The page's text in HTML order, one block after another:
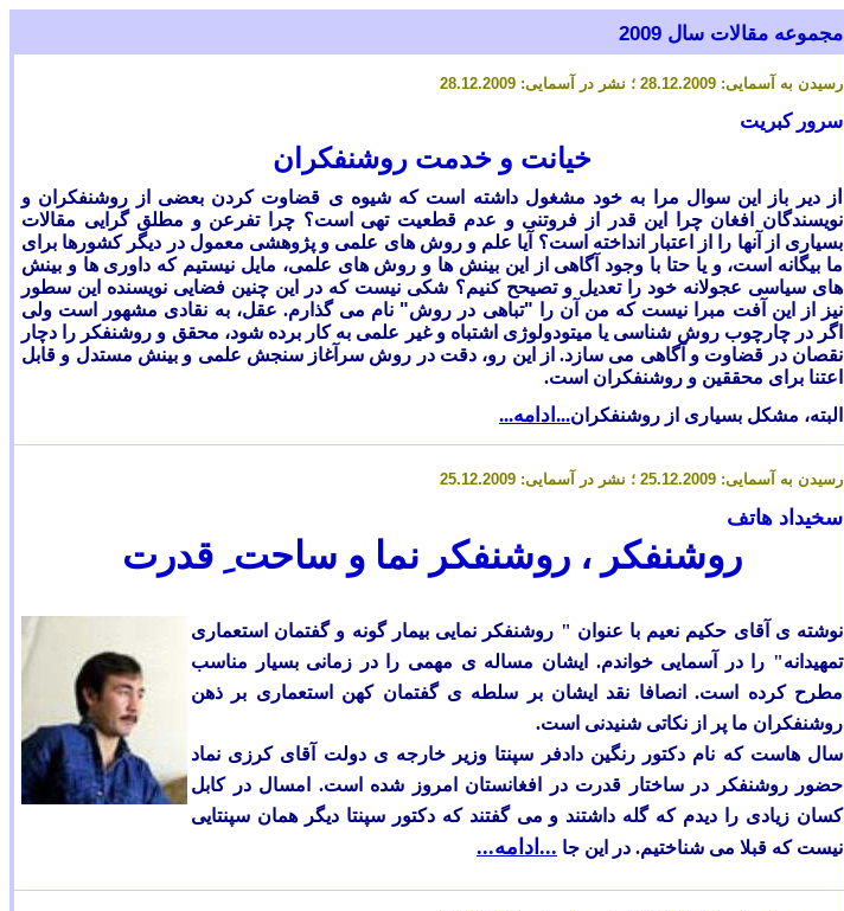
مجموعه مقالات سال 2009
رسیدن به آسمایی: 28.12.2009 ؛ نشر در آسمایی: 28.12.2009
سرور کبریت
خیانت و خدمت روشنفکران
ز دیر باز این سوال مرا به خود مشغول داشته است که شیوه ی قضاوت کردن بعضی از روشنفکران و
نویسندگان افغان چرا این قدر از فروتنی و عدم قطعیت تهی است؟ چرا تفرعن و مطلق گرایی مقالات
بسیاری از آنها را از اعتبار انداخته است؟ آیا علم و روش های علمی و پژوهشی معمول در دیگر کشورها برای
ما بیگانه است، و یا حتا با وجود آگاهی از این بینش ها و روش های علمی، مایل نیستیم که داوری ها و بینش
های سیاسی عجولانه خود را تعدیل و تصیحح کنیم؟ شکی نیست که در این چنین فضایی نویسنده این سطور
نیز از این آفت مبرا نیست که من آن را "تباهی در روش" نام می گذارم. عقل، به نقادی مشهور است ولی
اگر در چارچوب روش شناسی یا میتودولوژی اشتباه و غیر علمی به کار برده شود، محقق و روشنفکر را دچار
نقصان در قضاوت و آگاهی می سازد. از این رو، دقت در روش سرآغاز سنجش علمی و بینش مستدل و قابل
اعتنا برای محققین و روشنفکران است.
البته، مشکل بسیاری از روشنفکران...ادامه...
رسیدن به آسمایی: 2 5.12.2009 ؛ نشر در آسمایی: 2 5.12.2009
سخیداد هاتف
روشنفکر ، روشنفکر نما و ساحت ِ قدرت
نوشته ی آقای حکیم نعیم با عنوان " روشنفکر نمایی بیمار گونه و گفتمان استعماری
تمهیدانه" را در آسمایی خواندم. ایشان مساله ی مهمی را در زمانی بسیار مناسب
مطرح کرده است. انصافا نقد ایشان بر سلطه ی گفتمان کهن استعماری بر ذهن
روشنفکران ما پر از نکاتی شنیدنی است.
سال هاست که نام دکتور رنگین دادفر سپنتا وزیر خارجه ی دولت آقای کرزی نماد
حضور روشنفکر در ساختار قدرت در افغانستان امروز شده است. امسال در کابل
کسان زیادی را دیدم که گله داشتند و می گفتند که دکتور سپنتا دیگر همان سپنتایی
نیست که قبلا می شناختیم. در این جا ...ادامه...